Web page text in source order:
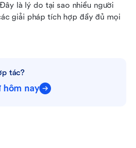
là lý do tại sao nhiều người
giải pháp tích hợp đầy đủ mọi
tác?
hôm nay